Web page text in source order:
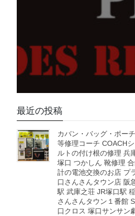
最近の投稿
カバン・バッグ・ポー
等修理コーチ COACH
ルトの付け根の修理 兵
塚口 つかしん 靴修理
計の電池交換のお店 プ
口さんさんタウン店 阪
駅 武庫之荘 JR塚口駅
さんさんタウン１番館
口クロス 塚口サンサン